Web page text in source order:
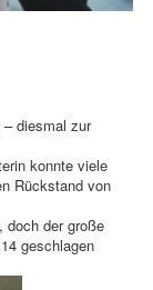
diesmal zur
konnte viele
Rückstand von
doch der große
geschlagen